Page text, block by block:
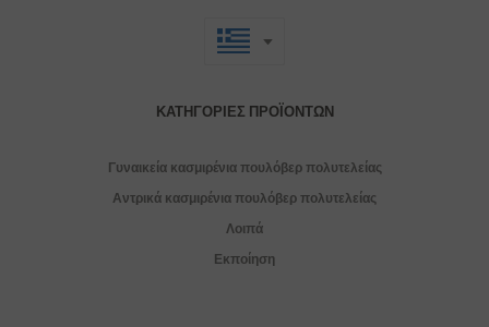
ΚΑΤΗΓΟΡΊΕΣ ΠΡΟΪΌΝΤΩΝ
Γυναικεία κασμιρένια πουλόβερ πολυτελείας
Αντρικά κασμιρένια πουλόβερ πολυτελείας
Λοιπά
Εκποίηση